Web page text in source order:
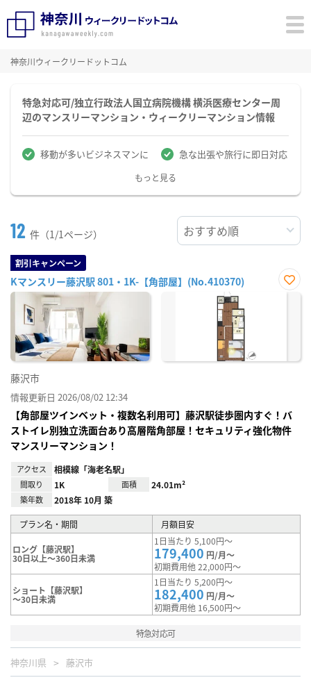
神奈川ウィークリードットコム
特急対応可/独立行政法人国立病院機構 横浜医療センター周
辺のマンスリーマンション・ウィークリーマンション情報
移動が多いビジネスマンに 急な出張や旅行に即日対応
もっと見る
12 件（1/1ページ）
割引キャンペーン
Kマンスリー藤沢駅 801・1K-【角部屋】(No.410370)
お気
藤沢市
情報更新日 2026/08/02 12:34
【角部屋ツインベット・複数名利用可】藤沢駅徒歩圏内すぐ！バ
ストイレ別独立洗面台あり高層階角部屋！セキュリティ強化物件
マンスリーマンション！
アクセス 相模線「海老名駅」
間取り 1K 面積 24.01m²
築年数 2018年 10月 築
プラン名・期間 月額目安
ロング【藤沢駅】
30日以上～360日未満
1日当たり 5,100円～
179,400 円/月～
初期費用他 22,000円～
ショート【藤沢駅】
～30日未満
1日当たり 5,200円～
182,400 円/月～
初期費用他 16,500円～
特急対応可
神奈川県 藤沢市